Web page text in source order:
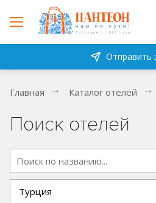
Отправить
Главная Каталог отелей
Поиск отелей